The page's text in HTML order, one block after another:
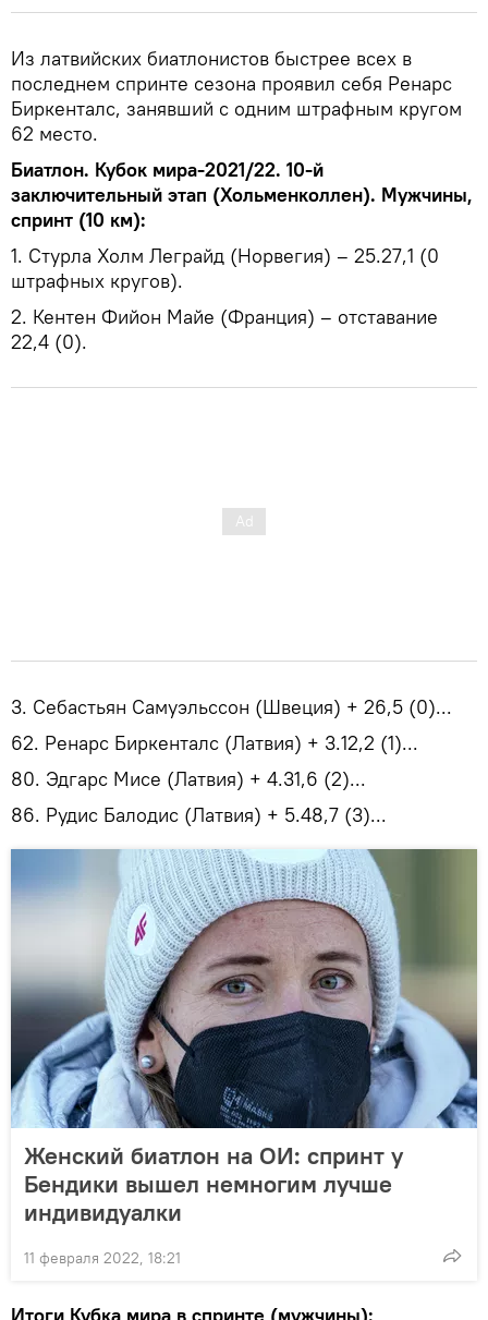
Из латвийских биатлонистов быстрее всех в
последнем спринте сезона проявил себя Ренарс
Биркенталс, занявший с одним штрафным кругом
62 место.
Биатлон. Кубок мира-2021/22. 10-й
заключительный этап (Хольменколлен). Мужчины,
спринт (10 км):
1. Стурла Холм Леграйд (Норвегия) – 25.27,1 (0
штрафных кругов).
2. Кентен Фийон Майе (Франция) – отставание
22,4 (0).
3. Себастьян Самуэльссон (Швеция) + 26,5 (0)...
62. Ренарс Биркенталс (Латвия) + 3.12,2 (1)...
80. Эдгарс Мисе (Латвия) + 4.31,6 (2)...
86. Рудис Балодис (Латвия) + 5.48,7 (3)...
Женский биатлон на ОИ: спринт у
Бендики вышел немногим лучше
индивидуалки
11 февраля 2022, 18:21
Итоги Кубка мира в спринте (мужчины):